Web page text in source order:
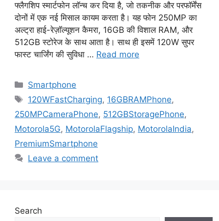
फ्लैगशिप स्मार्टफोन लॉन्च कर दिया है, जो तकनीक और परफॉर्मेंस
दोनों में एक नई मिसाल कायम करता है। यह फोन 250MP का
अल्ट्रा हाई-रेज़ॉल्यूशन कैमरा, 16GB की विशाल RAM, और
512GB स्टोरेज के साथ आता है। साथ ही इसमें 120W सुपर
फास्ट चार्जिंग की सुविधा … Read more
Categories
Smartphone
Tags
120WFastCharging, 16GBRAMPhone,
250MPCameraPhone, 512GBStoragePhone,
Motorola5G, MotorolaFlagship, MotorolaIndia,
PremiumSmartphone
Leave a comment
Search